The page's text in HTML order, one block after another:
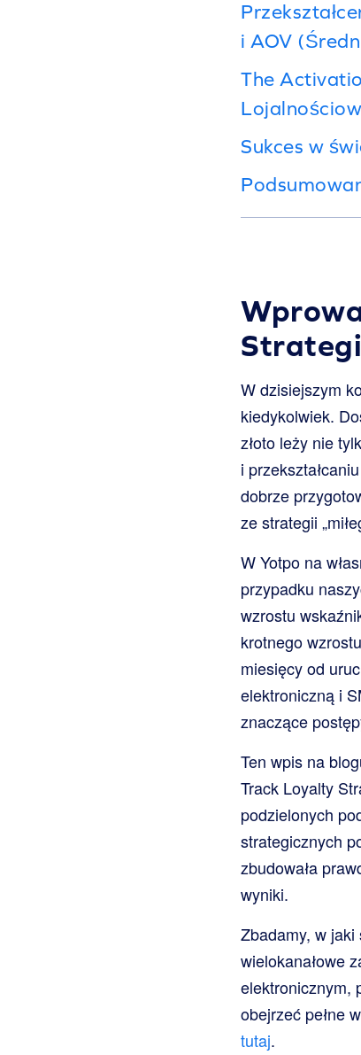
i AOV
The
Sukces w
W dzisiejszym
kiedykolwiek.
złoto leży nie
i
dobrze
ze strategii
W Yotpo na
przypadku
wzrostu
krotnego
miesięcy od
elektroniczną i
znaczące
Ten wpis na
Track Loyalty
podzielonych
strategicznych
zbudowała
wyniki.
Zbadamy, w
wielokanałowe
elektronicznym,
obejrzeć pełne
tutaj.